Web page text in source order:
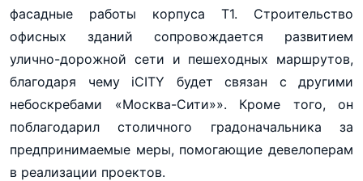
фасадные работы корпуса Т1. Строительство
офисных зданий сопровождается развитием
улично-дорожной сети и пешеходных маршрутов,
благодаря чему iCITY будет связан с другими
небоскребами «Москва-Сити»». Кроме того, он
поблагодарил столичного градоначальника за
предпринимаемые меры, помогающие девелоперам
в реализации проектов.